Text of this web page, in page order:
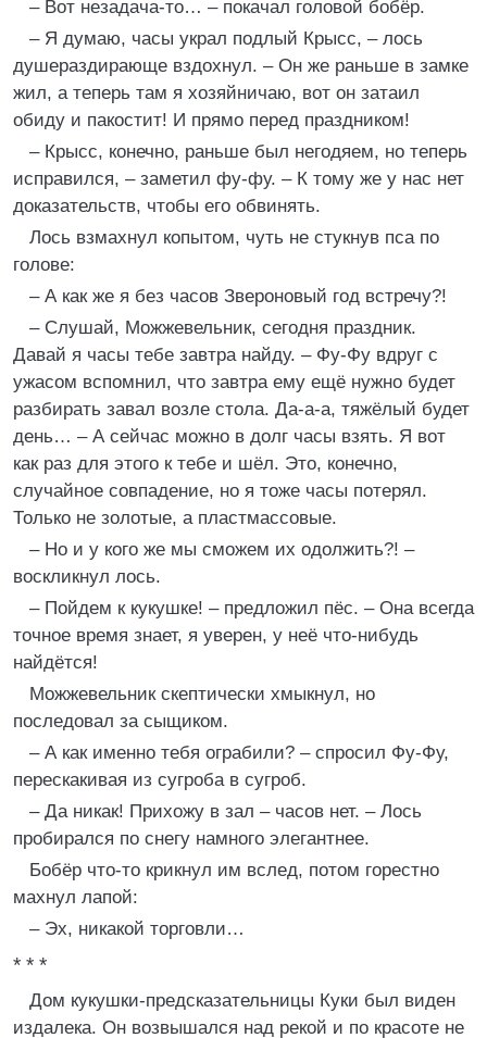
– Вот незадача-то… – покачал головой бобёр.
– Я думаю, часы украл подлый Крысс, – лось
душераздирающе вздохнул. – Он же раньше в замке
жил, а теперь там я хозяйничаю, вот он затаил
обиду и пакостит! И прямо перед праздником!
– Крысс, конечно, раньше был негодяем, но теперь
исправился, – заметил фу-фу. – К тому же у нас нет
доказательств, чтобы его обвинять.
Лось взмахнул копытом, чуть не стукнув пса по
голове:
– А как же я без часов Звероновый год встречу?!
– Слушай, Можжевельник, сегодня праздник.
Давай я часы тебе завтра найду. – Фу-Фу вдруг с
ужасом вспомнил, что завтра ему ещё нужно будет
разбирать завал возле стола. Да-а-а, тяжёлый будет
день… – А сейчас можно в долг часы взять. Я вот
как раз для этого к тебе и шёл. Это, конечно,
случайное совпадение, но я тоже часы потерял.
Только не золотые, а пластмассовые.
– Но и у кого же мы сможем их одолжить?! –
воскликнул лось.
– Пойдем к кукушке! – предложил пёс. – Она всегда
точное время знает, я уверен, у неё что-нибудь
найдётся!
Можжевельник скептически хмыкнул, но
последовал за сыщиком.
– А как именно тебя ограбили? – спросил Фу-Фу,
перескакивая из сугроба в сугроб.
– Да никак! Прихожу в зал – часов нет. – Лось
пробирался по снегу намного элегантнее.
Бобёр что-то крикнул им вслед, потом горестно
махнул лапой:
– Эх, никакой торговли…
* * *
Дом кукушки-предсказательницы Куки был виден
издалека. Он возвышался над рекой и по красоте не